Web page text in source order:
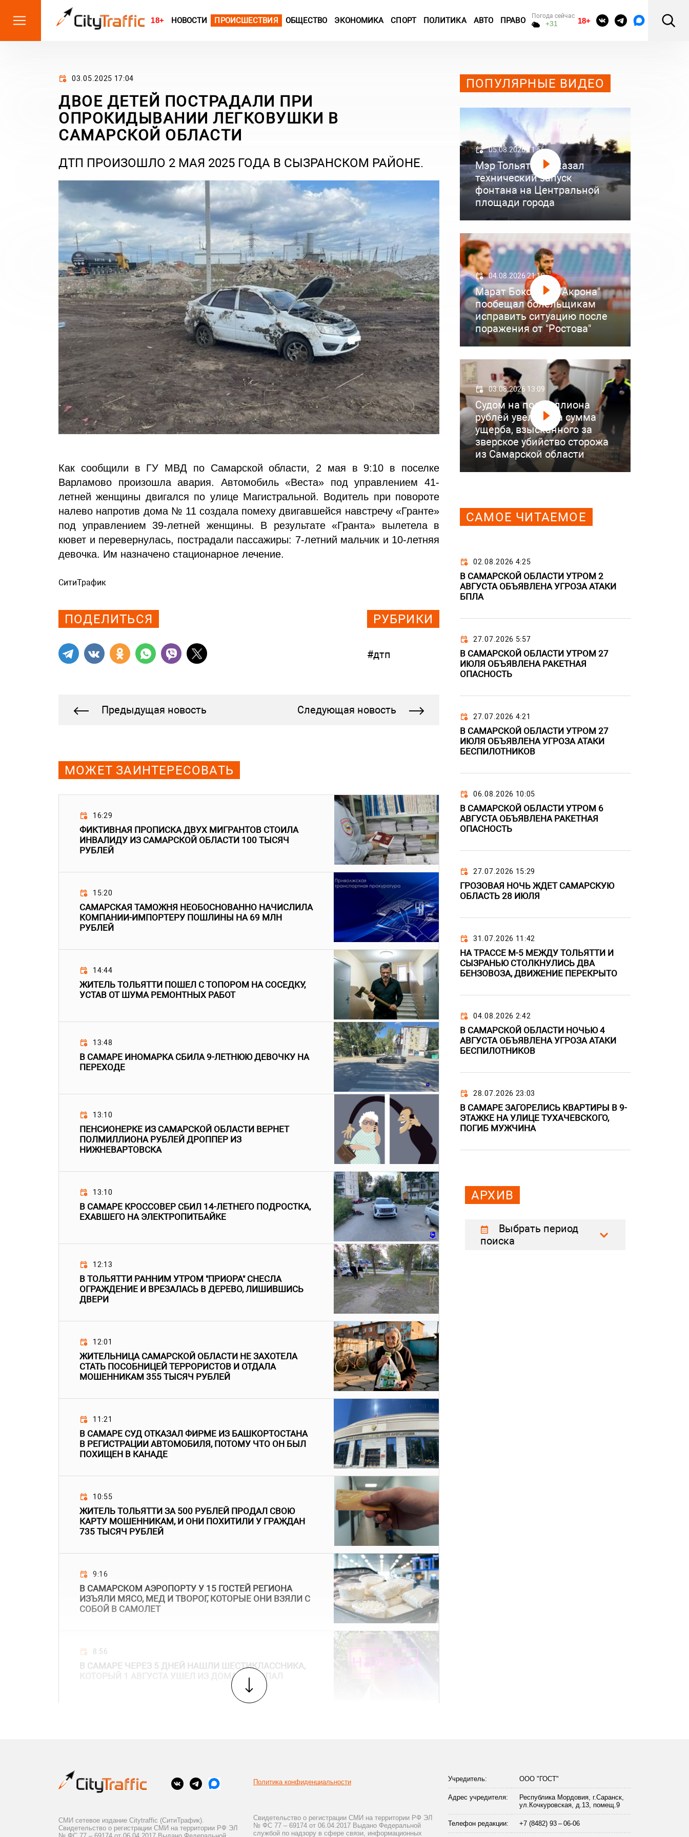
18+ НОВОСТИ ПРОИСШЕСТВИЯ ОБЩЕСТВО ЭКОНОМИКА СПОРТ ПОЛИТИКА АВТО ПРАВО Погода сейчас
+31 18+
03.05.2025 17:04
ДВОЕ ДЕТЕЙ ПОСТРАДАЛИ ПРИ
ОПРОКИДЫВАНИИ ЛЕГКОВУШКИ В
САМАРСКОЙ ОБЛАСТИ
ДТП ПРОИЗОШЛО 2 МАЯ 2025 ГОДА В СЫЗРАНСКОМ РАЙОНЕ.
Как сообщили в ГУ МВД по Самарской области, 2 мая в 9:10 в поселке
Варламово произошла авария. Автомобиль «Веста» под управлением 41-
летней женщины двигался по улице Магистральной. Водитель при повороте
налево напротив дома № 11 создала помеху двигавшейся навстречу «Гранте»
под управлением 39-летней женщины. В результате «Гранта» вылетела в
кювет и перевернулась, пострадали пассажиры: 7-летний мальчик и 10-летняя
девочка. Им назначено стационарное лечение.
СитиТрафик
ПОДЕЛИТЬСЯ РУБРИКИ
#дтп
Предыдущая новость Следующая новость
МОЖЕТ ЗАИНТЕРЕСОВАТЬ
16:29
ФИКТИВНАЯ ПРОПИСКА ДВУХ МИГРАНТОВ СТОИЛА
ИНВАЛИДУ ИЗ САМАРСКОЙ ОБЛАСТИ 100 ТЫСЯЧ
РУБЛЕЙ
15:20
САМАРСКАЯ ТАМОЖНЯ НЕОБОСНОВАННО НАЧИСЛИЛА
КОМПАНИИ-ИМПОРТЕРУ ПОШЛИНЫ НА 69 МЛН
РУБЛЕЙ
14:44
ЖИТЕЛЬ ТОЛЬЯТТИ ПОШЕЛ С ТОПОРОМ НА СОСЕДКУ,
УСТАВ ОТ ШУМА РЕМОНТНЫХ РАБОТ
13:48
В САМАРЕ ИНОМАРКА СБИЛА 9-ЛЕТНЮЮ ДЕВОЧКУ НА
ПЕРЕХОДЕ
13:10
ПЕНСИОНЕРКЕ ИЗ САМАРСКОЙ ОБЛАСТИ ВЕРНЕТ
ПОЛМИЛЛИОНА РУБЛЕЙ ДРОППЕР ИЗ
НИЖНЕВАРТОВСКА
13:10
В САМАРЕ КРОССОВЕР СБИЛ 14-ЛЕТНЕГО ПОДРОСТКА,
ЕХАВШЕГО НА ЭЛЕКТРОПИТБАЙКЕ
12:13
В ТОЛЬЯТТИ РАННИМ УТРОМ "ПРИОРА" СНЕСЛА
ОГРАЖДЕНИЕ И ВРЕЗАЛАСЬ В ДЕРЕВО, ЛИШИВШИСЬ
ДВЕРИ
12:01
ЖИТЕЛЬНИЦА САМАРСКОЙ ОБЛАСТИ НЕ ЗАХОТЕЛА
СТАТЬ ПОСОБНИЦЕЙ ТЕРРОРИСТОВ И ОТДАЛА
МОШЕННИКАМ 355 ТЫСЯЧ РУБЛЕЙ
11:21
В САМАРЕ СУД ОТКАЗАЛ ФИРМЕ ИЗ БАШКОРТОСТАНА
В РЕГИСТРАЦИИ АВТОМОБИЛЯ, ПОТОМУ ЧТО ОН БЫЛ
ПОХИЩЕН В КАНАДЕ
10:55
ЖИТЕЛЬ ТОЛЬЯТТИ ЗА 500 РУБЛЕЙ ПРОДАЛ СВОЮ
КАРТУ МОШЕННИКАМ, И ОНИ ПОХИТИЛИ У ГРАЖДАН
735 ТЫСЯЧ РУБЛЕЙ
9:16
В САМАРСКОМ АЭРОПОРТУ У 15 ГОСТЕЙ РЕГИОНА
ИЗЪЯЛИ МЯСО, МЕД И ТВОРОГ, КОТОРЫЕ ОНИ ВЗЯЛИ С
СОБОЙ В САМОЛЕТ
8:56
В САМАРЕ ЧЕРЕЗ 5 ДНЕЙ НАШЛИ ШЕСТИКЛАССНИКА,
КОТОРЫЙ 1 АВГУСТА УШЕЛ ИЗ ДОМА И ПРОПАЛ
ПОПУЛЯРНЫЕ ВИДЕО
05.08.2026 11:56
Мэр Тольятти показал
технический запуск
фонтана на Центральной
площади города
04.08.2026 21:18
Марат Бокоев из "Акрона"
пообещал болельщикам
исправить ситуацию после
поражения от "Ростова"
03.08.2026 13:09
Судом на полмиллиона
рублей увеличена сумма
ущерба, взысканного за
зверское убийство сторожа
из Самарской области
САМОЕ ЧИТАЕМОЕ
02.08.2026 4:25
В САМАРСКОЙ ОБЛАСТИ УТРОМ 2
АВГУСТА ОБЪЯВЛЕНА УГРОЗА АТАКИ
БПЛА
27.07.2026 5:57
В САМАРСКОЙ ОБЛАСТИ УТРОМ 27
ИЮЛЯ ОБЪЯВЛЕНА РАКЕТНАЯ
ОПАСНОСТЬ
27.07.2026 4:21
В САМАРСКОЙ ОБЛАСТИ УТРОМ 27
ИЮЛЯ ОБЪЯВЛЕНА УГРОЗА АТАКИ
БЕСПИЛОТНИКОВ
06.08.2026 10:05
В САМАРСКОЙ ОБЛАСТИ УТРОМ 6
АВГУСТА ОБЪЯВЛЕНА РАКЕТНАЯ
ОПАСНОСТЬ
27.07.2026 15:29
ГРОЗОВАЯ НОЧЬ ЖДЕТ САМАРСКУЮ
ОБЛАСТЬ 28 ИЮЛЯ
31.07.2026 11:42
НА ТРАССЕ М-5 МЕЖДУ ТОЛЬЯТТИ И
СЫЗРАНЬЮ СТОЛКНУЛИСЬ ДВА
БЕНЗОВОЗА, ДВИЖЕНИЕ ПЕРЕКРЫТО
04.08.2026 2:42
В САМАРСКОЙ ОБЛАСТИ НОЧЬЮ 4
АВГУСТА ОБЪЯВЛЕНА УГРОЗА АТАКИ
БЕСПИЛОТНИКОВ
28.07.2026 23:03
В САМАРЕ ЗАГОРЕЛИСЬ КВАРТИРЫ В 9-
ЭТАЖКЕ НА УЛИЦЕ ТУХАЧЕВСКОГО,
ПОГИБ МУЖЧИНА
АРХИВ
Выбрать период
поиска
СМИ сетевое издание Citytraffic (СитиТрафик).
Свидетельство о регистрации СМИ на территории РФ ЭЛ
Политика конфиденциальности
Свидетельство о регистрации СМИ на территории РФ ЭЛ
№ ФС 77 – 69174 от 06.04.2017 Выдано Федеральной
службой по надзору в сфере связи, информационных
Учредитель: ООО "ГОСТ"
Адрес учредителя:
Республика Мордовия, г.Саранск,
ул.Кочкуровская, д.13, помещ.9
Телефон редакции: +7 (8482) 93 – 06-06